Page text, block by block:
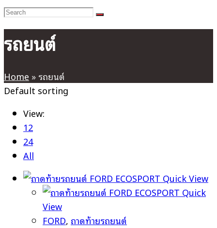
รถยนต์
Home » รถยนต์
Default sorting
View:
12
24
All
Quick View
Quick
View
FORD, ถาดท้ายรถยนต์